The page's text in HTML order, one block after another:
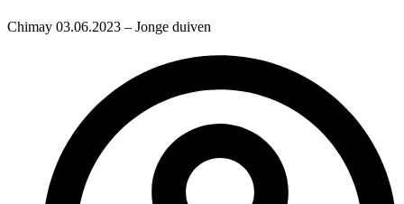
Chimay 03.06.2023 – Jonge duiven